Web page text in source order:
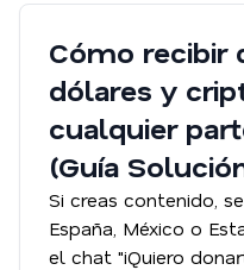
Cómo recibir
dólares y
cualquier
(Guía
Si creas contenido,
España, México o
el chat "¡Quiero